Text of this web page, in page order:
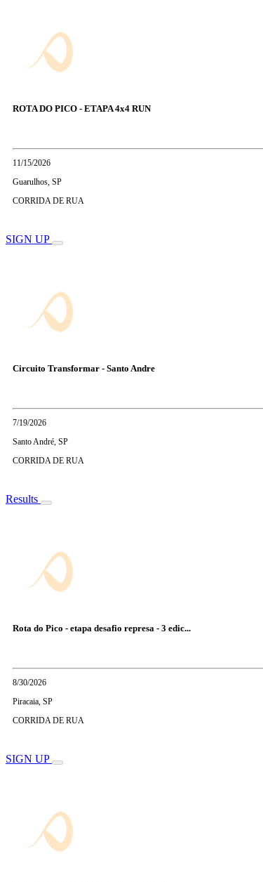
ROTA DO PICO - ETAPA 4x4 RUN
11/15/2026
Guarulhos, SP
CORRIDA DE RUA
SIGN UP
Circuito Transformar - Santo Andre
7/19/2026
Santo André, SP
CORRIDA DE RUA
Results
Rota do Pico - etapa desafio represa - 3 edic...
8/30/2026
Piracaia, SP
CORRIDA DE RUA
SIGN UP